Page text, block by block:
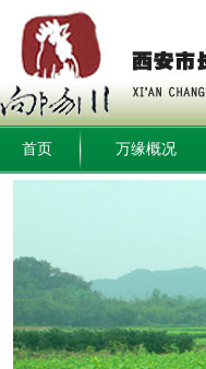
首页 万缘概况